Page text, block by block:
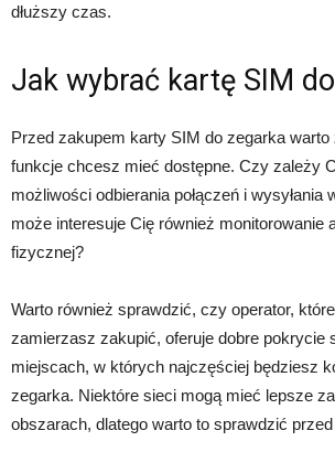
dłuższy czas.
Jak wybrać kartę SIM
Przed zakupem karty SIM do zegarka
funkcje chcesz mieć dostępne. Czy zależy
możliwości odbierania połączeń i wysyłania
może interesuje Cię również monitorowanie
fizycznej?
Warto również sprawdzić, czy operator,
zamierzasz zakupić, oferuje dobre pokrycie
miejscach, w których najczęściej będziesz
zegarka. Niektóre sieci mogą mieć lepsze
obszarach, dlatego warto to sprawdzić